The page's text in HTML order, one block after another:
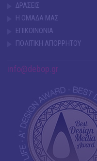
ΔΡΑΣΕΙΣ
Η ΟΜΑΔΑ ΜΑΣ
ΕΠΙΚΟΙΝΩΝΙΑ
ΠΟΛΙΤΙΚΗ ΑΠΟΡΡΗΤΟΥ
info@debop.gr